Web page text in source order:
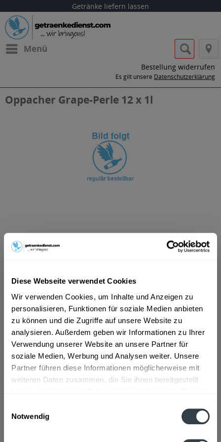
Diese Webseite verwendet Cookies
Wir verwenden Cookies, um Inhalte und Anzeigen zu
personalisieren, Funktionen für soziale Medien anbieten
zu können und die Zugriffe auf unsere Website zu
analysieren. Außerdem geben wir Informationen zu Ihrer
Verwendung unserer Website an unsere Partner für
soziale Medien, Werbung und Analysen weiter. Unsere
Partner führen diese Informationen möglicherweise mit
weiteren Daten zusammen, die Sie ihnen bereitgestellt
Notwendig
Getränke liefern lassen
Menü
Bestellung widerrufen
Es gilt unsere Datenschutzerklärung
Oppacher Grape-Perle 12 x 1l
ab 11,39 € *
Vorrätig
MEHRWEG
+4,50 € Pfand
In den Warenkorb
Artikel-Nr.:
30996
Verfügbar in: